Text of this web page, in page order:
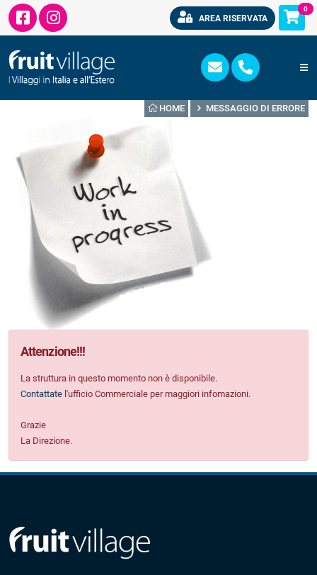
AREA RISERVATA
0
HOME MESSAGGIO DI ERRORE
Attenzione!!!
La struttura in questo momento non è disponibile.
Contattate l'ufficio Commerciale per maggiori infomazioni.
Grazie
La Direzione.